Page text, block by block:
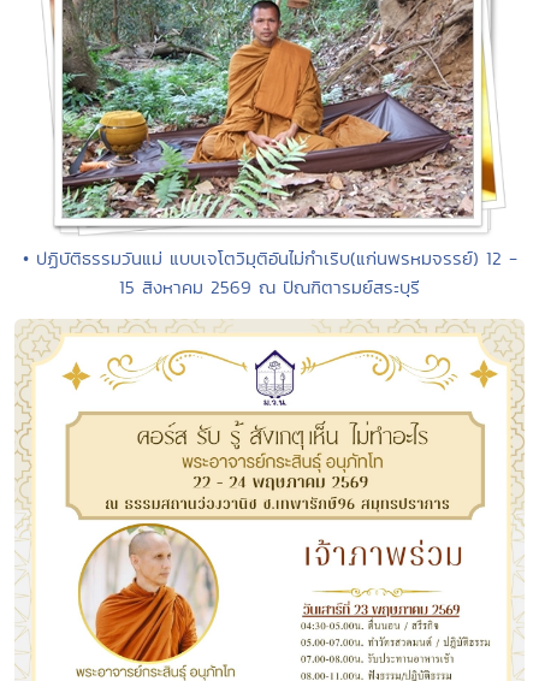
• ปฏิบัติธรรมวันแม่ แบบเจโตวิมุติอันไม่กำเริบ(แก่นพรหมจรรย์) 12 -
15 สิงหาคม 2569 ณ ปัณฑิตารมย์สระบุรี